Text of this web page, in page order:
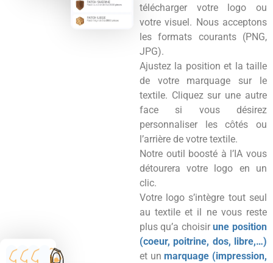
télécharger votre logo ou
votre visuel. Nous acceptons
les formats courants (PNG,
JPG).
Ajustez la position et la taille
de votre marquage sur le
textile. Cliquez sur une autre
face si vous désirez
personnaliser les côtés ou
l’arrière de votre textile.
Notre outil boosté à l’IA vous
détourera votre logo en un
clic.
Votre logo s’intègre tout seul
au textile et il ne vous reste
plus qu’a choisirune position
(coeur, poitrine, dos, libre,…)
et unmarquage (impression,